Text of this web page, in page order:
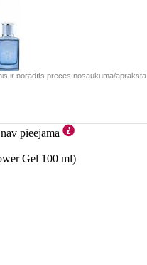
ir norādīts preces nosaukumā/aprakstā.
pieejama
Gel 100 ml)